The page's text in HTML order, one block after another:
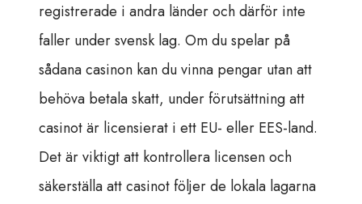
registrerade i andra länder och därför inte
faller under svensk lag. Om du spelar på
sådana casinon kan du vinna pengar utan att
behöva betala skatt, under förutsättning att
casinot är licensierat i ett EU- eller EES-land.
Det är viktigt att kontrollera licensen och
säkerställa att casinot följer de lokala lagarna